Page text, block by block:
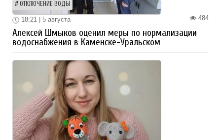
ОТКЛЮЧЕНИЕ ВОДЫ
484
18:21 | 5 августа
Алексей Шмыков оценил меры по нормализации
водоснабжения в Каменске-Уральском